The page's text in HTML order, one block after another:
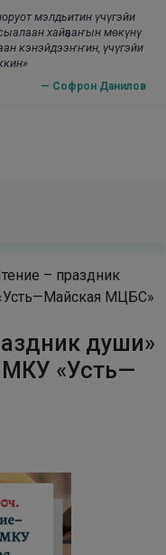
мэлдьитин үчүгэйи
хайҕааҥын мөкүнү
кэнэйдээҥҥин, үчүгэйи
— Софрон Данилов
– праздник
МЦБС»
души»
МКУ «Усть—